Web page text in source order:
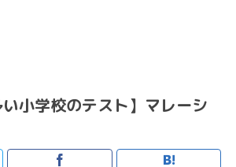
い小学校のテスト】マレーシ